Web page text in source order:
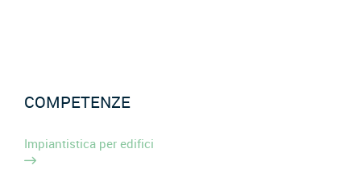
COMPETENZE
Impiantistica per edifici